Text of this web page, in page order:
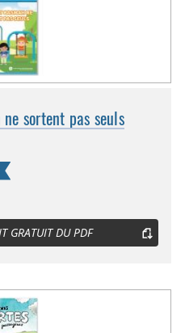
sortent pas seuls
GRATUIT DU PDF